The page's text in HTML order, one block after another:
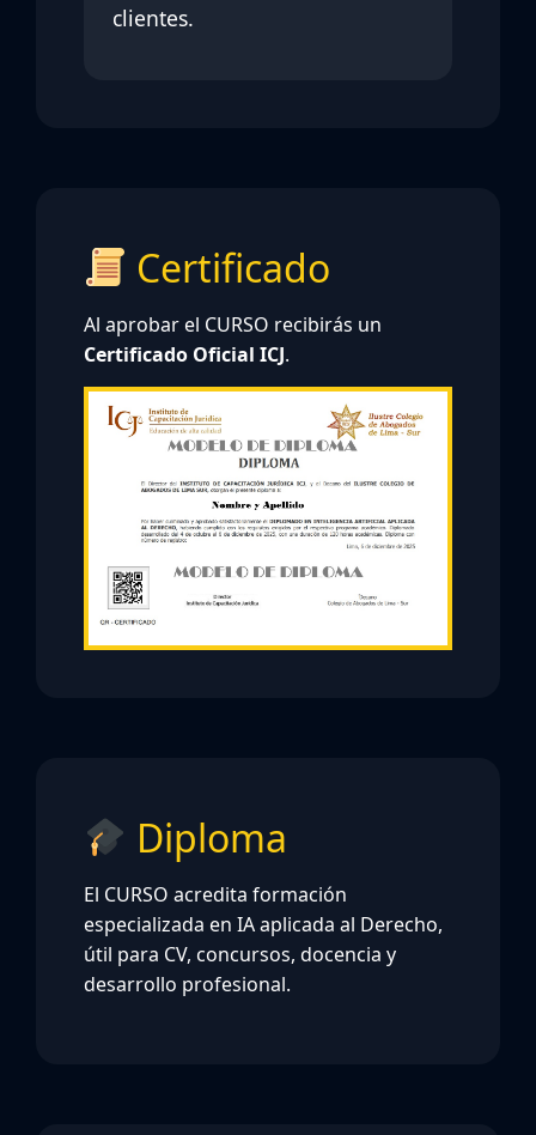
clientes.
Certificado
Al aprobar el CURSO recibirás un
Certificado Oficial ICJ.
Diploma
El CURSO acredita formación
especializada en IA aplicada al Derecho,
útil para CV, concursos, docencia y
desarrollo profesional.